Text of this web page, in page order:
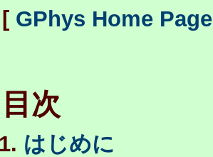
[ GPhys Home Page
目次
はじめに